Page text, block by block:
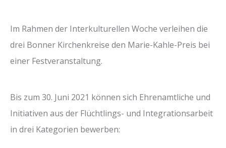
Im Rahmen der Interkulturellen Woche verleihen die
drei Bonner Kirchenkreise den Marie-Kahle-Preis bei
einer Festveranstaltung.
Bis zum 30. Juni 2021 können sich Ehrenamtliche und
Initiativen aus der Flüchtlings- und Integrationsarbeit
in drei Kategorien bewerben: